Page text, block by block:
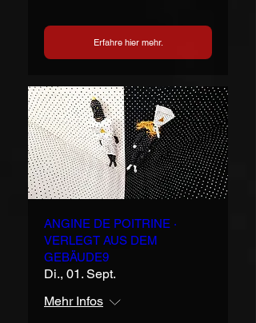
Erfahre hier mehr.
ANGINE DE POITRINE ·
VERLEGT AUS DEM
GEBÄUDE9
Di., 01. Sept.
Mehr Infos